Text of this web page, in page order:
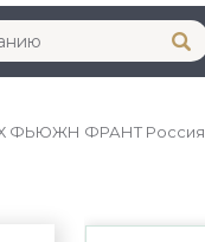
ФЬЮЖН ФРАНТ Россия